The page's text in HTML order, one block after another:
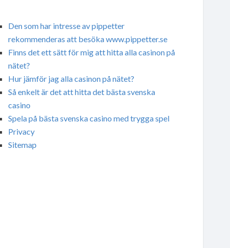
Den som har intresse av pippetter
rekommenderas att besöka www.pippetter.se
Finns det ett sätt för mig att hitta alla casinon på
nätet?
Hur jämför jag alla casinon på nätet?
Så enkelt är det att hitta det bästa svenska
casino
Spela på bästa svenska casino med trygga spel
Privacy
Sitemap